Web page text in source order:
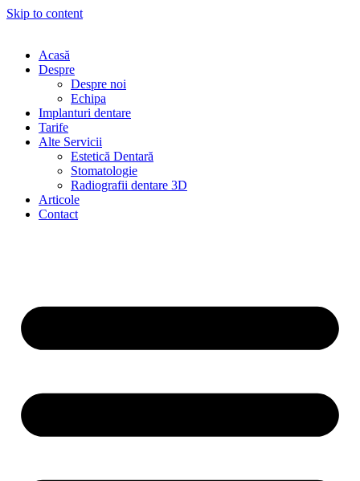
Skip to content
Acasă
Despre
Despre noi
Echipa
Implanturi dentare
Tarife
Alte Servicii
Estetică Dentară
Stomatologie
Radiografii dentare 3D
Articole
Contact